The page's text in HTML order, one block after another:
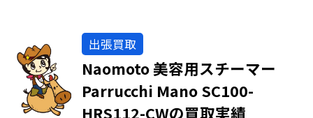
出張買取
Naomoto 美容用スチーマー
Parrucchi Mano SC100-
HRS112-CWの買取実績